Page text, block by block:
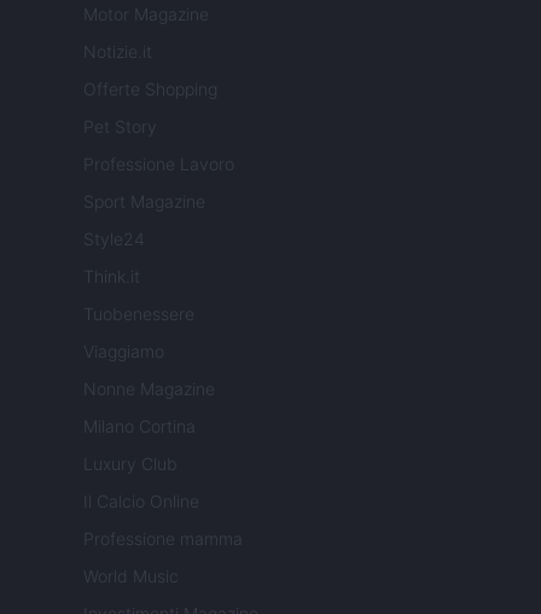
Motor Magazine
Notizie.it
Offerte Shopping
Pet Story
Professione Lavoro
Sport Magazine
Style24
Think.it
Tuobenessere
Viaggiamo
Nonne Magazine
Milano Cortina
Luxury Club
Il Calcio Online
Professione mamma
World Music